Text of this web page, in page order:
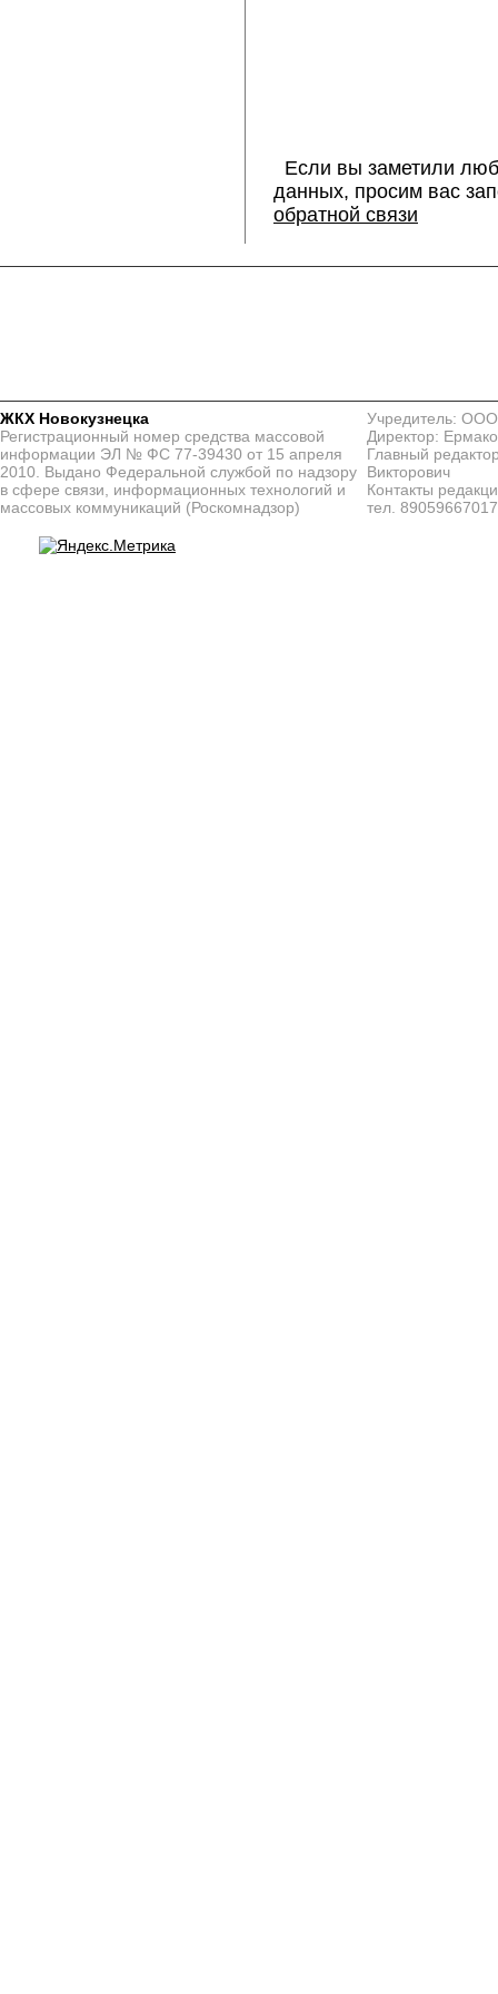
Если вы заметили
данных, просим вас
обратной связи
ЖКХ Новокузнецка
Регистрационный номер средства массовой
информации ЭЛ № ФС 77-39430 от 15 апреля
2010. Выдано Федеральной службой по надзору
в сфере связи, информационных технологий и
массовых коммуникаций (Роскомнадзор)
Учредитель:
Директор:
Главный
Викторович
Контакты
тел. 89059667017